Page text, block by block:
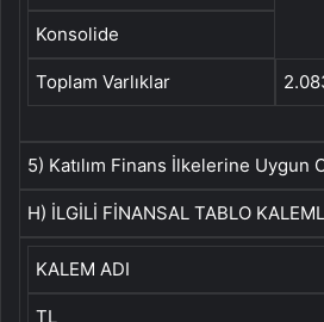
Konsolide
Toplam Varlıklar
5) Katılım Finans İlkelerine Uygun
H) İLGİLİ FİNANSAL TABLO
KALEM ADI
TL